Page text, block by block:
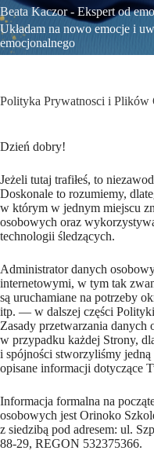
Przejdź
do
treści
Beata Kaczor - Ekspert od
Układam na nowo emocje i
emocjonalnego
Polityka Prywatnosci i Plików
Dzień dobry!
Jeżeli tutaj trafiłeś, to
Doskonale to rozumiemy,
w którym w jednym miejscu
osobowych oraz
technologii śledzących.
Administrator danych
internetowymi, w tym tak
są uruchamiane na potrzeby
itp. — w dalszej części Polityki
Zasady przetwarzania danych
w przypadku każdej Strony,
i spójności stworzyliśmy
opisane informacji dotyczące
Informacja formalna na
osobowych jest Orinoko
z siedzibą pod adresem: ul.
88-29, REGON 532375366.